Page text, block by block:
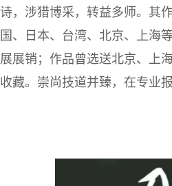
诗，涉猎博采，转益多师。其
国、日本、台湾、北京、上海
展展销；作品曾选送北京、上
收藏。崇尚技道并臻，在专业